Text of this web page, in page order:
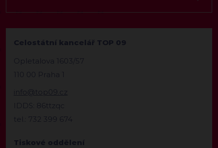
Celostátní kancelář TOP 09
Opletalova 1603/57
110 00 Praha 1
info@top09.cz
IDDS: 86ttzqc
tel.: 732 399 674
Tiskové oddělení